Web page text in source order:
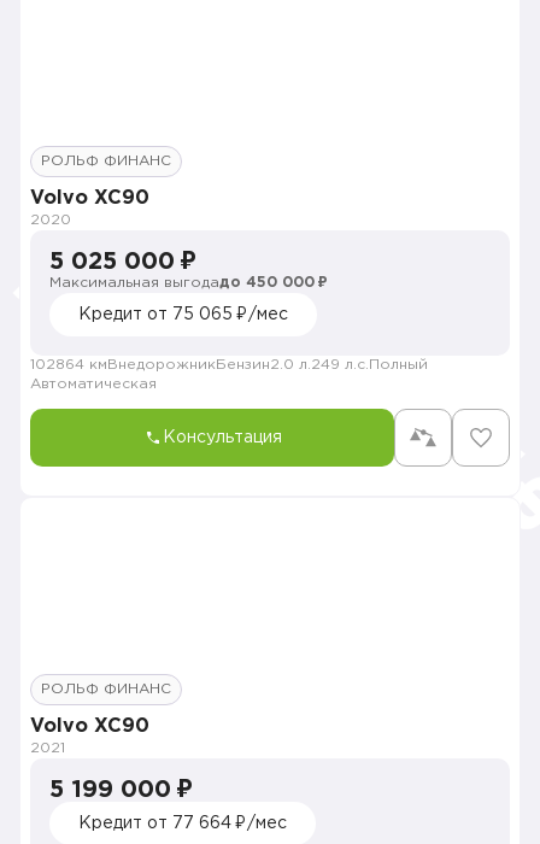
РОЛЬФ ФИНАНС
Volvo XC90
2020
5 025 000 ₽
Максимальная выгодадо 450 000 ₽
Кредит от 75 065 ₽/мес
102864 км Внедорожник Бензин2.0 л. 249 л.с. Полный
Автоматическая
Консультация
РОЛЬФ ФИНАНС
Volvo XC90
2021
5 199 000 ₽
Кредит от 77 664 ₽/мес